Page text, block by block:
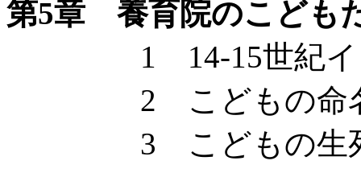
第5章 養育院のこども
1 14-15世紀イタ
2 こどもの命
3 こどもの生死と